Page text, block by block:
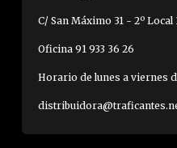
C/ San Máximo 31 - 2º
Oficina 91 933 36 26
Horario de lunes a viernes